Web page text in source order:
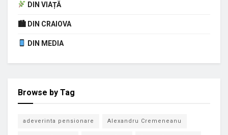
DIN VIAȚĂ
🏙 DIN CRAIOVA
DIN MEDIA
Browse by Tag
adeverinta pensionare Alexandru Cremeneanu